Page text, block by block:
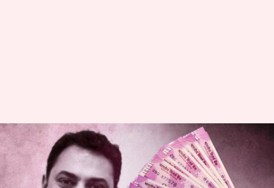
రూ.2000నోట్లను ఆర్‌బీఐ రద్దు
చేయడానికి కారణాలు ఇవే
Stalin May 20, 2023 11:34 am